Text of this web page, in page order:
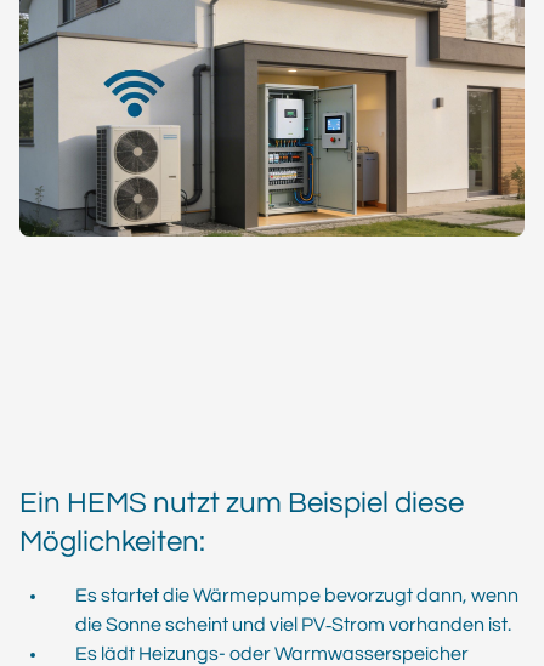
Ein HEMS nutzt zum Beispiel diese
Möglichkeiten:
Es startet die Wärmepumpe bevorzugt dann, wenn
die Sonne scheint und viel PV‑Strom vorhanden ist.
Es lädt Heizungs- oder Warmwasserspeicher